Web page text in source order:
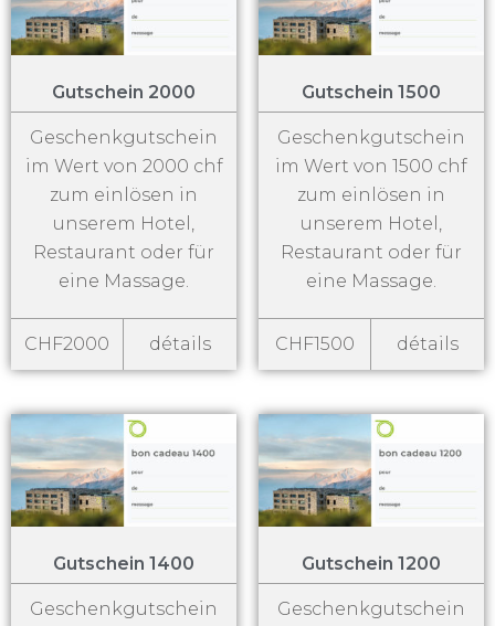
Gutschein 2000
Geschenkgutschein
im Wert von 2000 chf
zum einlösen in
unserem Hotel,
Restaurant oder für
eine Massage.
CHF2000 détails
Gutschein 1500
Geschenkgutschein
im Wert von 1500 chf
zum einlösen in
unserem Hotel,
Restaurant oder für
eine Massage.
CHF1500 détails
Gutschein 1400
Geschenkgutschein
Gutschein 1200
Geschenkgutschein